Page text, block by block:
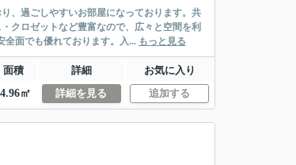
、過ごしやすいお部屋になっております。共
クロゼットなど豊富なので、広々と空間を利
全面でも優れております。入... もっと見る
面積 詳細
お気に入り
㎡ 詳細を見る 追加する